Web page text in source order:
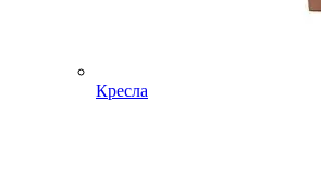
Кресла